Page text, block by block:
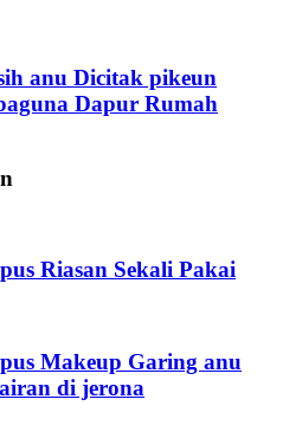
anu Dicitak pikeun
Dapur Rumah
Riasan Sekali Pakai
Makeup Garing anu
di jerona